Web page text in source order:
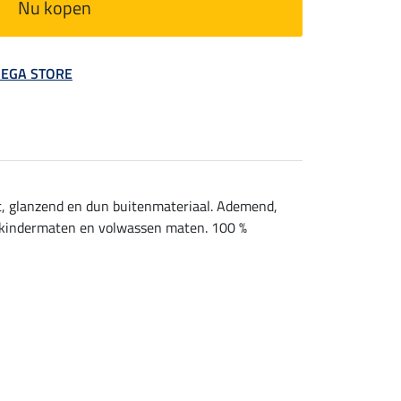
Nu kopen
STORE
en dun buitenmateriaal. Ademend,
en volwassen maten. 100 %